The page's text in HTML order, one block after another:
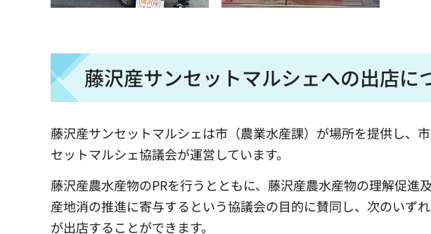
藤沢産サンセットマルシェへの出店に
藤沢産サンセットマルシェは市（農業水産課）が場所を提供し、
セットマルシェ協議会が運営しています。
藤沢産農水産物のPRを行うとともに、藤沢産農水産物の理解促進
産地消の推進に寄与するという協議会の目的に賛同し、次のいず
が出店することができます。